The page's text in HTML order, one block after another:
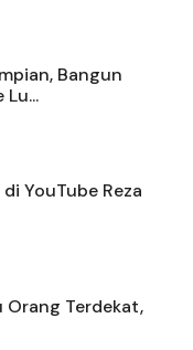
Bangun
YouTube Reza
Orang Terdekat,